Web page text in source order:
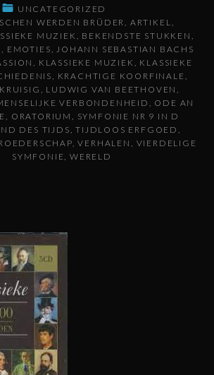
UNCATEGORIZED
WERDEN BRÜDER ARTIKEL
MUZIEK
BEKENDSTE STUKKEN
EMOTIES
JOHANN SEBASTIAN BACHS
KLASSIEKE MUZIEK
KLASSIEKE
KRACHTIGE KOORFINALE
LUDWIG VAN BEETHOVEN
VERBONDENHEID
ODE AN
ORATORIUM
SYMFONIE NR 9 IN D
DES TIJDS
TIJDLOOS ERFGOED
VERHALEN
VIERDELIGE
SYMFONIE WERELD